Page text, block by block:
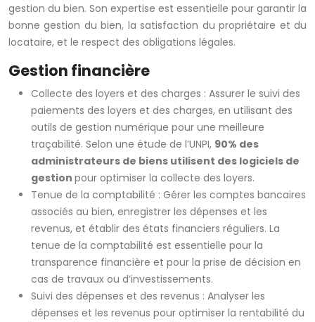
gestion du bien. Son expertise est essentielle pour garantir la
bonne gestion du bien, la satisfaction du propriétaire et du
locataire, et le respect des obligations légales.
Gestion financière
Collecte des loyers et des charges : Assurer le suivi des
paiements des loyers et des charges, en utilisant des
outils de gestion numérique pour une meilleure
traçabilité. Selon une étude de l’UNPI, 90% des
administrateurs de biens utilisent des logiciels de
gestion pour optimiser la collecte des loyers.
Tenue de la comptabilité : Gérer les comptes bancaires
associés au bien, enregistrer les dépenses et les
revenus, et établir des états financiers réguliers. La
tenue de la comptabilité est essentielle pour la
transparence financière et pour la prise de décision en
cas de travaux ou d’investissements.
Suivi des dépenses et des revenus : Analyser les
dépenses et les revenus pour optimiser la rentabilité du